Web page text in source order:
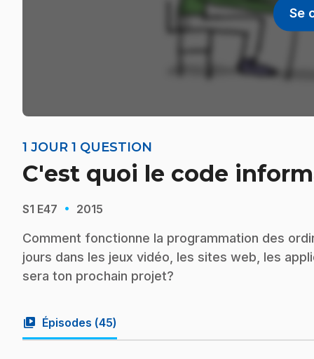
Se
1 JOUR 1 QUESTION
C'est quoi le code
S1 E47 · 2015
Comment fonctionne la programmation des
jours dans les jeux vidéo, les sites web, les
sera ton prochain projet?
video_library Épisodes (45)